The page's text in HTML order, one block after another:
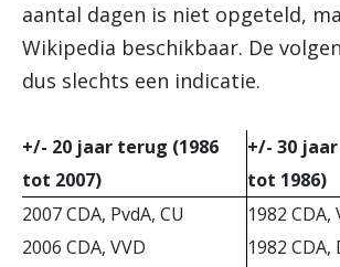
aantal dagen is niet opgeteld,
Wikipedia beschikbaar. De
dus slechts een indicatie.
+/- 20 jaar terug (1986
tot 2007)
+/- 30
tot 1986)
2007 CDA, PvdA, CU
2006 CDA, VVD
1982 CDA,
1982 CDA,